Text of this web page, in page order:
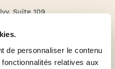
de personnaliser le contenu
relatives aux
Suite 109